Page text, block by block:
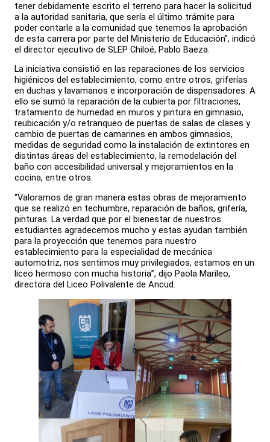
tener debidamente escrito el terreno para hacer la solicitud
a la autoridad sanitaria, que sería el último trámite para
poder contarle a la comunidad que tenemos la aprobación
de esta carrera por parte del Ministerio de Educación”, indicó
el director ejecutivo de SLEP Chiloé, Pablo Baeza.
La iniciativa consistió en las reparaciones de los servicios
higiénicos del establecimiento, como entre otros, griferías
en duchas y lavamanos e incorporación de dispensadores. A
ello se sumó la reparación de la cubierta por filtraciones,
tratamiento de humedad en muros y pintura en gimnasio,
reubicación y/o retranqueo de puertas de salas de clases y
cambio de puertas de camarines en ambos gimnasios,
medidas de seguridad como la instalación de extintores en
distintas áreas del establecimiento, la remodelación del
baño con accesibilidad universal y mejoramientos en la
cocina, entre otros.
“Valoramos de gran manera estas obras de mejoramiento
que se realizó en techumbre, reparación de baños, grifería,
pinturas. La verdad que por el bienestar de nuestros
estudiantes agradecemos mucho y estas ayudan también
para la proyección que tenemos para nuestro
establecimiento para la especialidad de mecánica
automotriz, nos sentimos muy privilegiados, estamos en un
liceo hermoso con mucha historia”, dijo Paola Marileo,
directora del Liceo Polivalente de Ancud.